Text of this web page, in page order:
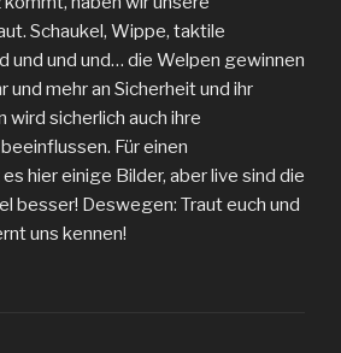
Schaukel, Wippe, taktile
und und und… die Welpen gewinnen
und mehr an Sicherheit und ihr
sicherlich auch ihre
Für einen
hier einige Bilder, aber live sind die
besser! Deswegen: Traut euch und
uns kennen!